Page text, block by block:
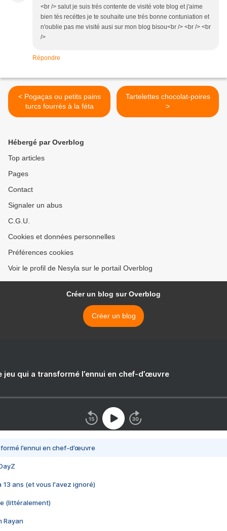
<br /> salut je suis trés contente de visité vote blog et j'aime
bien tés recéttes je te souhaite une trés bonne contuniation et
n'oublie pas me visité ausi sur mon blog bisou<br /> <br /> <br
/>
Répondre
< Pogaças ou petits pains
turcs fourrés à la féta
Tartelettes chocolat-poires
>
Hébergé par Overblog
Top articles
Pages
Contact
Signaler un abus
C.G.U.
Cookies et données personnelles
Préférences cookies
Voir le profil de Nesyla sur le portail Overblog
Créer un blog sur Overblog
Créer un blog
jeu qui a transformé l’ennui en chef-d’œuvre
l’ennui en chef-d’œuvre
13 ans (et vous l'avez ignoré)
(littéralement)
Rayan